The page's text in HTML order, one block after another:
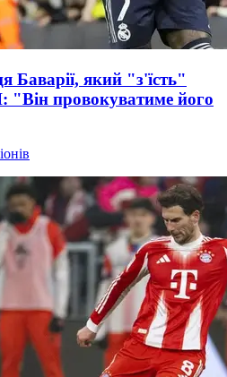
Баварії, який "з'їсть"
"Він провокуватиме його